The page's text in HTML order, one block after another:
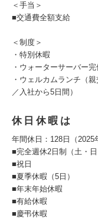
＜手当＞
■交通費全額支給
＜制度＞
・特別休暇
・ウォーターサーバー
・ウェルカムランチ（
／入社から5日間）
休日休暇は
年間休日：128日（
■完全週休2日制（土・日
■祝日
■夏季休暇（5日）
■年末年始休暇
■有給休暇
■慶弔休暇